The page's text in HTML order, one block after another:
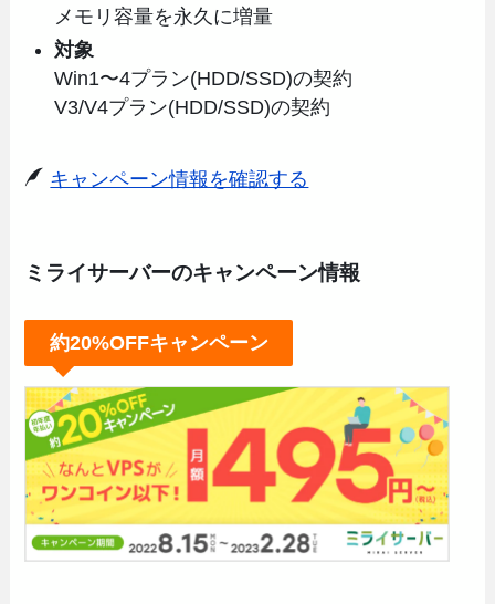
メモリ容量を永久に増量
対象
Win1〜4プラン(HDD/SSD)の契約
V3/V4プラン(HDD/SSD)の契約
キャンペーン情報を確認する
ミライサーバーのキャンペーン情報
約20%OFFキャンペーン